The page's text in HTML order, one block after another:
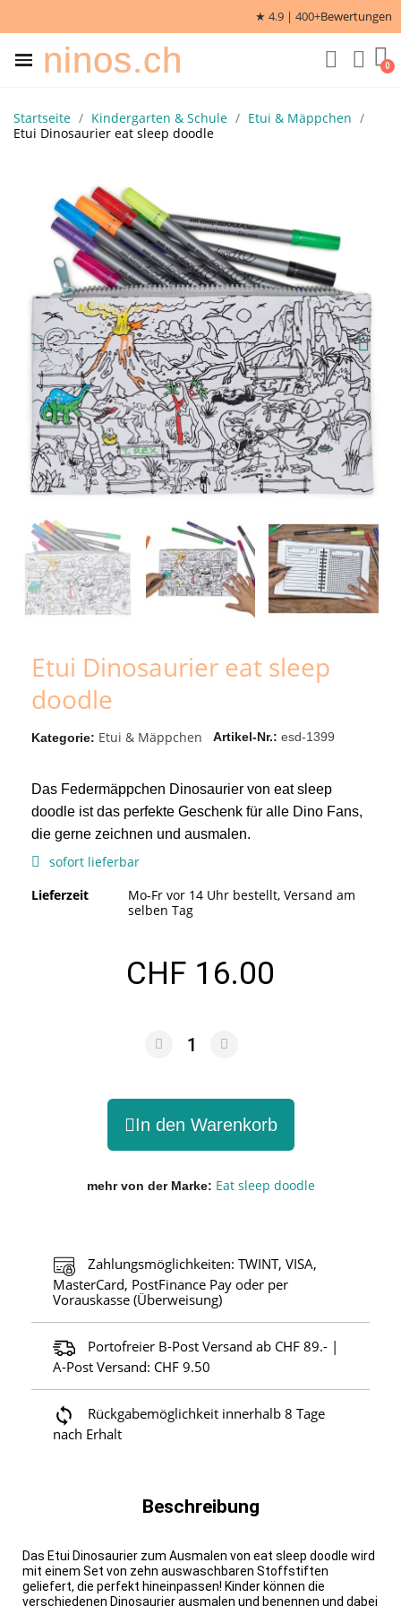
★ 4.9 | 400+Bewertungen
ninos.ch
Startseite Kindergarten & Schule
Etui & Mäppchen
Etui Dinosaurier eat sleep doodle
Etui Dinosaurier eat sleep
doodle
Kategorie Etui & Mäppchen Artikel-Nr. esd-1399
Das Federmäppchen Dinosaurier von eat sleep
doodle ist das perfekte Geschenk für alle Dino Fans,
die gerne zeichnen und ausmalen.
sofort lieferbar
Lieferzeit
Mo-Fr vor 14 Uhr bestellt, Versand am
selben Tag
CHF 16.00
In den Warenkorb
mehr von der Marke Eat sleep doodle
Zahlungsmöglichkeiten: TWINT, VISA,
MasterCard, PostFinance Pay oder per
Vorauskasse (Überweisung)
Portofreier B-Post Versand ab CHF 89.- |
A-Post Versand: CHF 9.50
Rückgabemöglichkeit innerhalb 8 Tage
nach Erhalt
Beschreibung
Das Etui Dinosaurier zum Ausmalen von eat sleep doodle wird
mit einem Set von zehn auswaschbaren Stoffstiften
geliefert, die perfekt hineinpassen! Kinder können die
verschiedenen Dinosaurier ausmalen und benennen und dabei